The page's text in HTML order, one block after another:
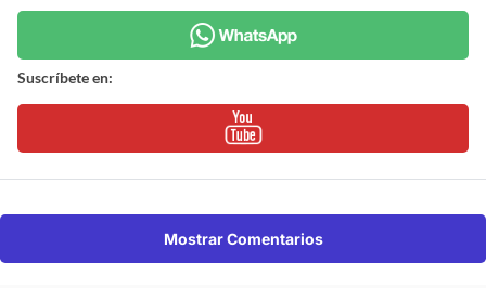
Suscríbete en:
Mostrar Comentarios